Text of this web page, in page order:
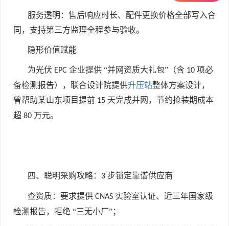
服务透明：售后响应时长、配件更换价格全部写入合
同，支持第三方监理全程参与验收。
隐形价值赋能
为光伏 EPC 企业提供 “并网资质大礼包”（含 10 项必
备检测报告），联合设计院提供升压站整体方案设计，
曾帮助某山东项目提前 15 天完成并网，节约抢装期成本
超 80 万元。
四、聪明采购攻略： 3 步锁定靠谱供应商
查资质：要求提供 CNAS 实验室认证、近三年国家级
检测报告，拒绝 “三无小厂”；